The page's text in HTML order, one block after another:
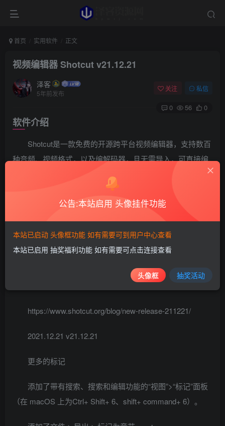
首页 实用软件 正文
视频编辑器 Shotcut v21.12.21
泽客
5年前发布
关注 私信
0 56 0
软件介绍
Shotcut是一款免费的开源跨平台视频编辑器，支持数百
种音频、视频格式，以及编解码器，且无需导入，可直接编
辑。软件还拥有流畅、直观的界面，帮助用户更好的编辑视
更新日志
github.com/mltframework/shotcut/releases/tag/v21.06.2
https://www.shotcut.org/blog/new-release-211221/
2021.12.21 v21.12.21
更多的标记
添加了带有搜索、搜索和编辑功能的“视图”>“标记”面板
（在 macOS 上为Ctrl+ Shift+ 6、shift+ command+ 6）。
公告:本站启用 头像挂件功能
本站已启动 头像框功能 如有需要可到用户中心查看
本站已启用 抽奖福利功能 如有需要可点击连接查看
头像框 抽奖活动